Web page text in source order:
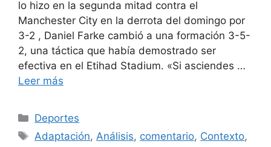
lo hizo en la segunda mitad contra el
Manchester City en la derrota del domingo por
3-2 , Daniel Farke cambió a una formación 3-5-
2, una táctica que había demostrado ser
efectiva en el Etihad Stadium. «Si asciendes …
Leer más
Categorías
Deportes
Etiquetas
Adaptación, Análisis, comentario, Contexto,